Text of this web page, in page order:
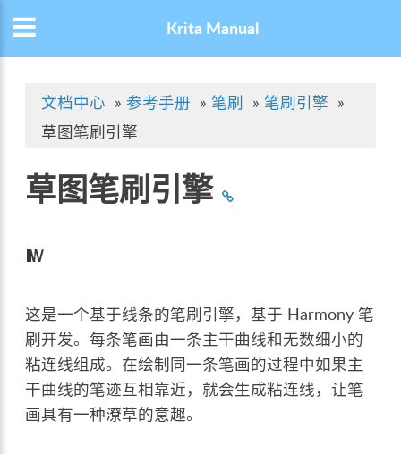
Krita Manual
文档中心 » 参考手册 » 笔刷 » 笔刷引擎 »
草图笔刷引擎
草图笔刷引擎
这是一个基于线条的笔刷引擎，基于 Harmony 笔
刷开发。每条笔画由一条主干曲线和无数细小的
粘连线组成。在绘制同一条笔画的过程中如果主
干曲线的笔迹互相靠近，就会生成粘连线，让笔
画具有一种潦草的意趣。